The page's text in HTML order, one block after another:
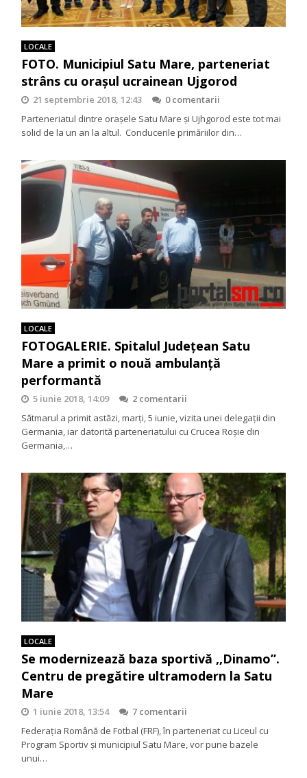
LOCALE
FOTO. Municipiul Satu Mare, parteneriat
strâns cu orașul ucrainean Ujgorod
21 septembrie 2018, 12:43
0 comentarii
Parteneriatul dintre orașele Satu Mare și Ujhgorod este tot mai
solid de la un an la altul. Conducerile primăriilor din…
LOCALE
FOTOGALERIE. Spitalul Județean Satu
Mare a primit o nouă ambulanță
performantă
5 iunie 2018, 14:09
2 comentarii
Sătmarul a primit astăzi, marți, 5 iunie, vizita unei delegații din
Germania, iar datorită parteneriatului cu Crucea Roșie din
Germania,…
LOCALE
Se modernizează baza sportivă ,,Dinamo”.
Centru de pregătire ultramodern la Satu
Mare
1 iunie 2018, 13:54
7 comentarii
Federația Română de Fotbal (FRF), în parteneriat cu Liceul cu
Program Sportiv și municipiul Satu Mare, vor pune bazele
unui…